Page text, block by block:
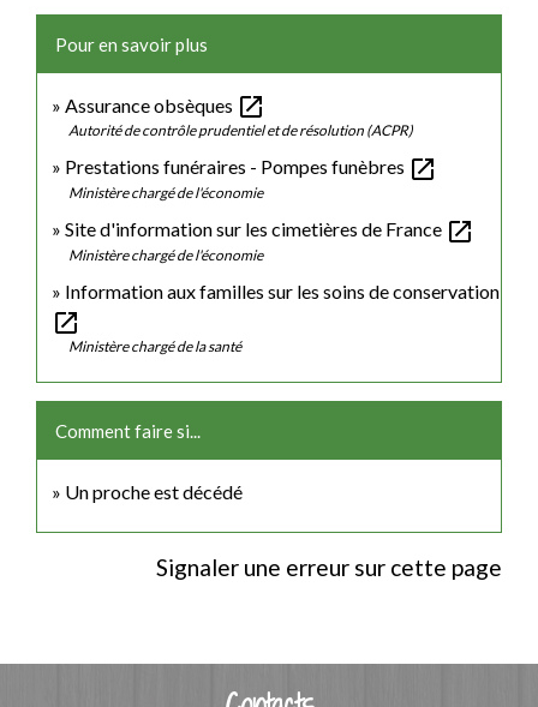
Pour en savoir plus
Assurance obsèques open_in_new
Autorité de contrôle prudentiel et de résolution (ACPR)
Prestations funéraires - Pompes funèbres open_in_new
Ministère chargé de l'économie
Site d'information sur les cimetières de France open_in_new
Ministère chargé de l'économie
Information aux familles sur les soins de conservation
open_in_new
Ministère chargé de la santé
Comment faire si...
Un proche est décédé
Signaler une erreur sur cette page